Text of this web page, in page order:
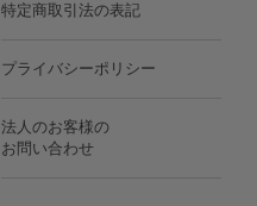
特定商取引法の表記
プライバシーポリシー
法人のお客様の
お問い合わせ